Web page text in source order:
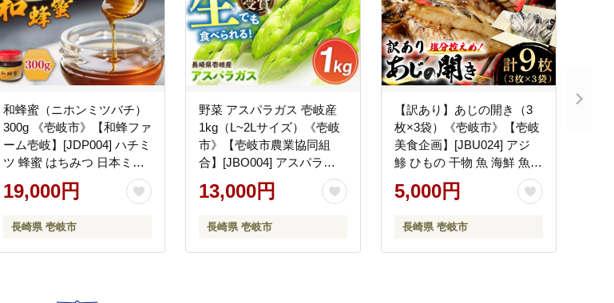
和蜂蜜（ニホンミツバチ）
300g 《壱岐市》【和蜂ファ
ーム壱岐】[JDP004] ハチミ
ツ 蜂蜜 はちみつ 日本ミツ
バチ 19000 19000円
19,000円
長崎県 壱岐市
野菜 アスパラガス 壱岐産
1kg（L~2Lサイズ）《壱岐
市》【壱岐市農業協同組
合】[JBO004] アスパラ
13000 13000円
13,000円
長崎県 壱岐市
【訳あり】あじの開き（3
枚×3袋）《壱岐市》【壱岐
美食企画】[JBU024] アジ
鯵 ひもの 干物 魚 海鮮 魚介
和食 [JBU024]
5,000円
長崎県 壱岐市